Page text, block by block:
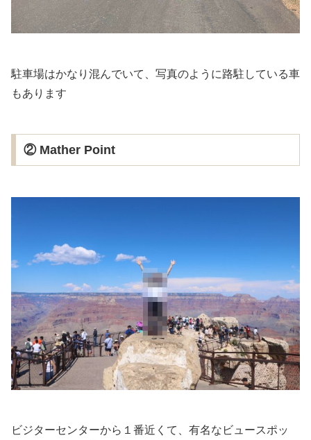
駐車場はかなり混んでいて、写真のように路駐している車
もあります
② Mather Point
ビジターセンターから１番近くて、有名なビュースポッ